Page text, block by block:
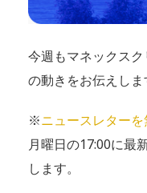
今週もマネックスク
の動きをお伝えしま
※ニュースレター
月曜日の17:00に最
します。